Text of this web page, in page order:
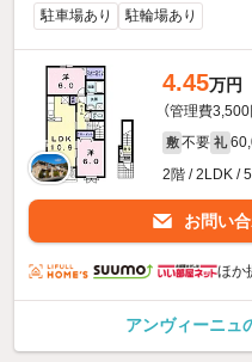
駐車場あり 駐輪場あり
4.45万円
（管理費3,500
敷 不要 礼
2階 / 2LDK /
お問い
ほか
アンヴィーニュ